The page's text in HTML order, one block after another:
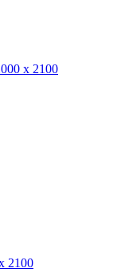
х 2100
2100